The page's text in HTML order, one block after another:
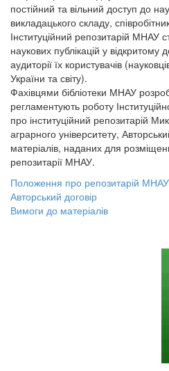
постійний та вільний доступ до
викладацького складу,
Інституційний репозитарій МНАУ
наукових публікацій у відкритому
аудиторії їх користувачів
України та світу).
Фахівцями бібліотеки МНАУ
регламентують роботу
про інституційний репозитарій
аграрного університету,
матеріалів, наданих для
репозитарії МНАУ.
Положення про репозитарій МНАУ
Авторський договір
Вимоги до матеріалів